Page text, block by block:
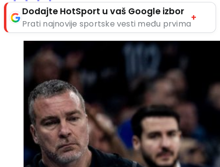
Dodajte HotSport u vaš Google izbor
Prati najnovije sportske vesti među prvima
+